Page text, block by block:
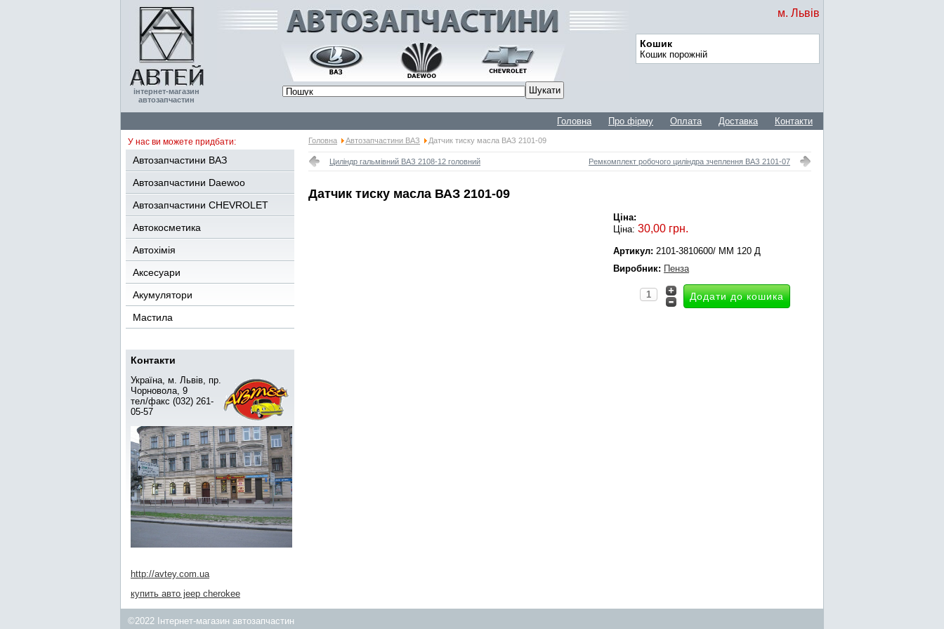
інтернет-магазин
автозапчастин
м. Львів
Кошик
Кошик порожній
Головна Про фірму Оплата Доставка Контакти
У нас ви можете придбати:
Автозапчастини ВАЗ
Автозапчастини Daewoo
Автозапчастини CHEVROLET
Автокосметика
Автохімія
Аксесуари
Акумулятори
Мастила
Контакти
Україна, м. Львів, пр.
Чорновола, 9
тел/факс (032) 261-
05-57
http://avtey.com.ua
купить авто jeep cherokee
Головна Автозапчастини ВАЗ Датчик тиску масла ВАЗ 2101-09
Циліндр гальмівний ВАЗ 2108-12 головний Ремкомплект робочого циліндра зчеплення ВАЗ 2101-07
Датчик тиску масла ВАЗ 2101-09
Ціна:
Ціна: 30,00 грн.
Артикул: 2101-3810600/ ММ 120 Д
Виробник: Пенза
©2022 Інтернет-магазин автозапчастин